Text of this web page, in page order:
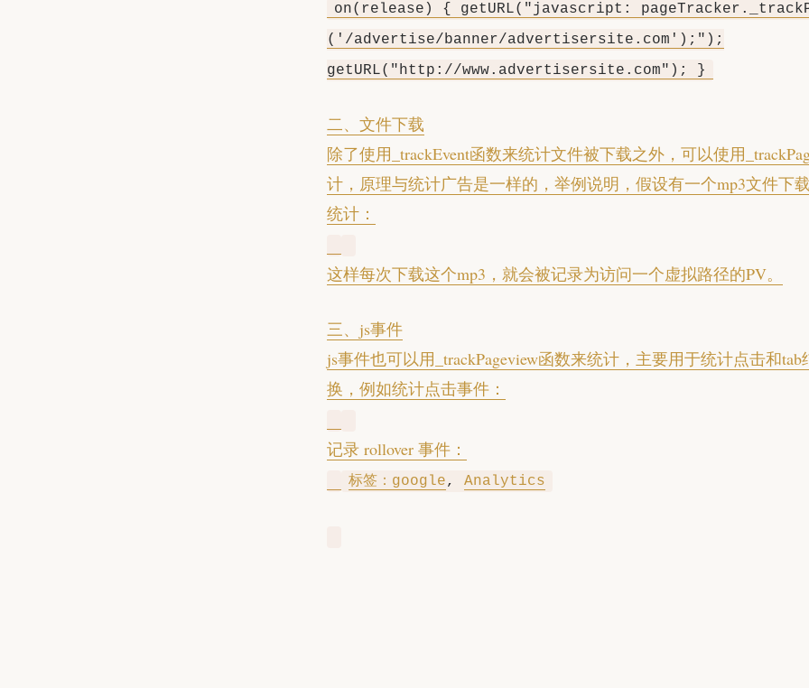
on(release) { getURL("javascript:
('/advertise/banner/advertisersite.com');");
getURL("http://www.advertisersite.com"); }
二、文件下载
除了使用_trackEvent函数来统计文件被下载之外，可以使用
计，原理与统计广告是一样的，举例说明，假设有一个mp3文件下
统计：
这样每次下载这个mp3，就会被记录为访问一个虚拟路径的PV。
三、js事件
js事件也可以用_trackPageview函数来统计，主要用于统计点击和tab
换，例如统计点击事件：
记录 rollover 事件：
标签： google, Analytics